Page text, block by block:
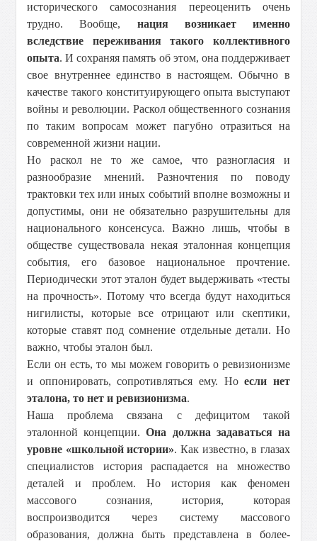
исторического самосознания переоценить очень
трудно. Вообще, нация возникает именно
вследствие переживания такого коллективного
опыта. И сохраняя память об этом, она поддерживает
свое внутреннее единство в настоящем. Обычно в
качестве такого конституирующего опыта выступают
войны и революции. Раскол общественного сознания
по таким вопросам может пагубно отразиться на
современной жизни нации.
Но раскол не то же самое, что разногласия и
разнообразие мнений. Разночтения по поводу
трактовки тех или иных событий вполне возможны и
допустимы, они не обязательно разрушительны для
национального консенсуса. Важно лишь, чтобы в
обществе существовала некая эталонная концепция
события, его базовое национальное прочтение.
Периодически этот эталон будет выдерживать «тесты
на прочность». Потому что всегда будут находиться
нигилисты, которые все отрицают или скептики,
которые ставят под сомнение отдельные детали. Но
важно, чтобы эталон был.
Если он есть, то мы можем говорить о ревизионизме
и оппонировать, сопротивляться ему. Ноесли нет
эталона, то нет и ревизионизма.
Наша проблема связана с дефицитом такой
эталонной концепции.Она должна задаваться на
уровне «школьной истории». Как известно, в глазах
специалистов история распадается на множество
деталей и проблем. Но история как феномен
массового сознания, история, которая
воспроизводится через систему массового
образования, должна быть представлена в более-